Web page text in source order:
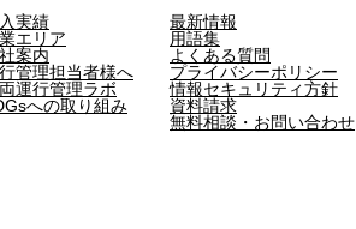
実績
エリア
案内
管理担当者様へ
運行管理ラボ
への取り組み
最新情報
用語集
よくある質問
プライバシーポリシー
情報セキュリティ方針
資料請求
無料相談・お問い合わせ